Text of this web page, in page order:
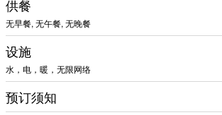
供餐
无早餐, 无午餐, 无晚餐
设施
水，电，暖，无限网络
预订须知